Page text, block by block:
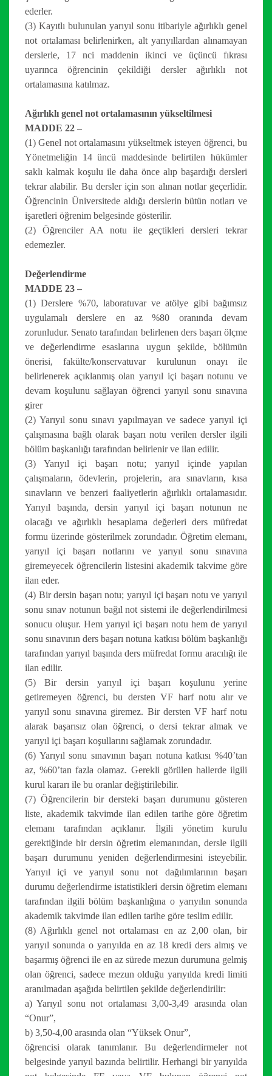
ederler.
(3) Kayıtlı bulunulan yarıyıl sonu itibariyle ağırlıklı genel
not ortalaması belirlenirken, alt yarıyıllardan alınamayan
derslerle, 17 nci maddenin ikinci ve üçüncü fıkrası
uyarınca öğrencinin çekildiği dersler ağırlıklı not
ortalamasına katılmaz.
Ağırlıklı genel not ortalamasının yükseltilmesi
MADDE 22 –
(1) Genel not ortalamasını yükseltmek isteyen öğrenci, bu
Yönetmeliğin 14 üncü maddesinde belirtilen hükümler
saklı kalmak koşulu ile daha önce alıp başardığı dersleri
tekrar alabilir. Bu dersler için son alınan notlar geçerlidir.
Öğrencinin Üniversitede aldığı derslerin bütün notları ve
işaretleri öğrenim belgesinde gösterilir.
(2) Öğrenciler AA notu ile geçtikleri dersleri tekrar
edemezler.
Değerlendirme
MADDE 23 –
(1) Derslere %70, laboratuvar ve atölye gibi bağımsız
uygulamalı derslere en az %80 oranında devam
zorunludur. Senato tarafından belirlenen ders başarı ölçme
ve değerlendirme esaslarına uygun şekilde, bölümün
önerisi, fakülte/konservatuvar kurulunun onayı ile
belirlenerek açıklanmış olan yarıyıl içi başarı notunu ve
devam koşulunu sağlayan öğrenci yarıyıl sonu sınavına
girer
(2) Yarıyıl sonu sınavı yapılmayan ve sadece yarıyıl içi
çalışmasına bağlı olarak başarı notu verilen dersler ilgili
bölüm başkanlığı tarafından belirlenir ve ilan edilir.
(3) Yarıyıl içi başarı notu; yarıyıl içinde yapılan
çalışmaların, ödevlerin, projelerin, ara sınavların, kısa
sınavların ve benzeri faaliyetlerin ağırlıklı ortalamasıdır.
Yarıyıl başında, dersin yarıyıl içi başarı notunun ne
olacağı ve ağırlıklı hesaplama değerleri ders müfredat
formu üzerinde gösterilmek zorundadır. Öğretim elemanı,
yarıyıl içi başarı notlarını ve yarıyıl sonu sınavına
giremeyecek öğrencilerin listesini akademik takvime göre
ilan eder.
(4) Bir dersin başarı notu; yarıyıl içi başarı notu ve yarıyıl
sonu sınav notunun bağıl not sistemi ile değerlendirilmesi
sonucu oluşur. Hem yarıyıl içi başarı notu hem de yarıyıl
sonu sınavının ders başarı notuna katkısı bölüm başkanlığı
tarafından yarıyıl başında ders müfredat formu aracılığı ile
ilan edilir.
(5) Bir dersin yarıyıl içi başarı koşulunu yerine
getiremeyen öğrenci, bu dersten VF harf notu alır ve
yarıyıl sonu sınavına giremez. Bir dersten VF harf notu
alarak başarısız olan öğrenci, o dersi tekrar almak ve
yarıyıl içi başarı koşullarını sağlamak zorundadır.
(6) Yarıyıl sonu sınavının başarı notuna katkısı %40’tan
az, %60’tan fazla olamaz. Gerekli görülen hallerde ilgili
kurul kararı ile bu oranlar değiştirilebilir.
(7) Öğrencilerin bir dersteki başarı durumunu gösteren
liste, akademik takvimde ilan edilen tarihe göre öğretim
elemanı tarafından açıklanır. İlgili yönetim kurulu
gerektiğinde bir dersin öğretim elemanından, dersle ilgili
başarı durumunu yeniden değerlendirmesini isteyebilir.
Yarıyıl içi ve yarıyıl sonu not dağılımlarının başarı
durumu değerlendirme istatistikleri dersin öğretim elemanı
tarafından ilgili bölüm başkanlığına o yarıyılın sonunda
akademik takvimde ilan edilen tarihe göre teslim edilir.
(8) Ağırlıklı genel not ortalaması en az 2,00 olan, bir
yarıyıl sonunda o yarıyılda en az 18 kredi ders almış ve
başarmış öğrenci ile en az sürede mezun durumuna gelmiş
olan öğrenci, sadece mezun olduğu yarıyılda kredi limiti
aranılmadan aşağıda belirtilen şekilde değerlendirilir:
a) Yarıyıl sonu not ortalaması 3,00-3,49 arasında olan
“Onur”,
b) 3,50-4,00 arasında olan “Yüksek Onur”,
öğrencisi olarak tanımlanır. Bu değerlendirmeler not
belgesinde yarıyıl bazında belirtilir. Herhangi bir yarıyılda